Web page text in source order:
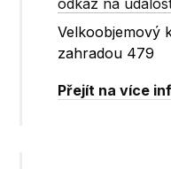
odkaz na
Velkoobjemový
zahradou 479
Přejít na více